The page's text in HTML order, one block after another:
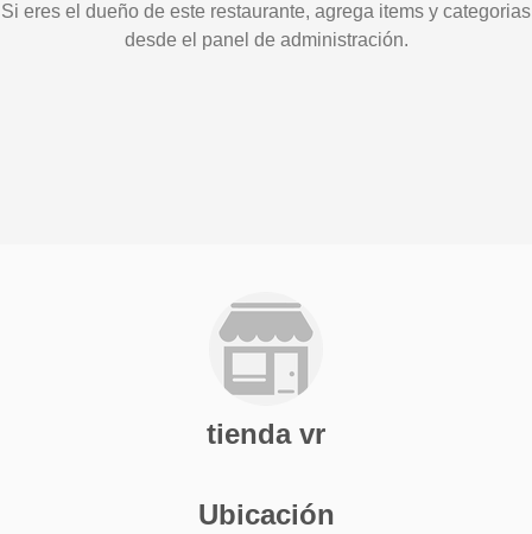
Si eres el dueño de este restaurante, agrega items y categorias
desde el panel de administración.
tienda vr
Ubicación